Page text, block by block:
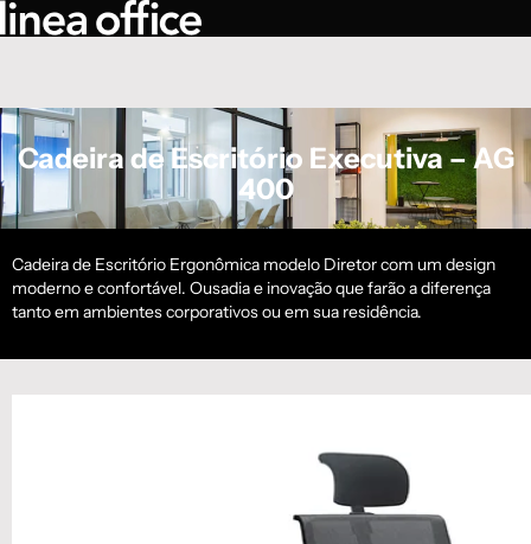
Cadeira de Escritório Executiva – AG
400
Cadeira de Escritório Ergonômica modelo Diretor com um design
moderno e confortável. Ousadia e inovação que farão a diferença
tanto em ambientes corporativos ou em sua residência.